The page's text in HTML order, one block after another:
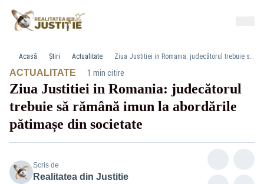
Acasă Știri Actualitate Ziua Justitiei in Romania: judecătorul trebuie să rămână imun la abordările pătimașe din societate
ACTUALITATE· 1 min citire
Ziua Justitiei in Romania: judecătorul
trebuie să rămână imun la abordările
pătimașe din societate
Scris de
Realitatea din Justitie